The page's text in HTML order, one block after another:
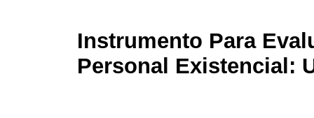
Instrumento Para
Personal Existencial: